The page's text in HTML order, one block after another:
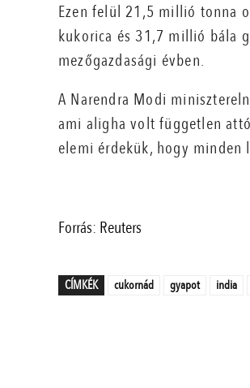
Ezen felül 21,5 millió tonna
kukorica és 31,7 millió bála
mezőgazdasági évben.
A Narendra Modi
ami aligha volt független
elemi érdekük, hogy minden
Forrás: Reuters
CÍMKÉK cukornád gyapot india